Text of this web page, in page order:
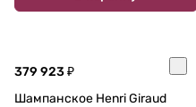
379 923 ₽
Шампанское Henri Giraud